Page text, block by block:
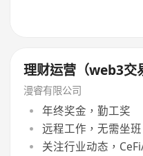
理财运营（web3
漫睿有限公司
年终奖金，勤工奖
远程工作，无需坐班
关注行业动态，